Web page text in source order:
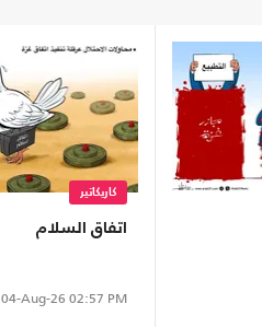
كاريكاتير
اتفاق السلام
04-Aug-26 02:57 PM